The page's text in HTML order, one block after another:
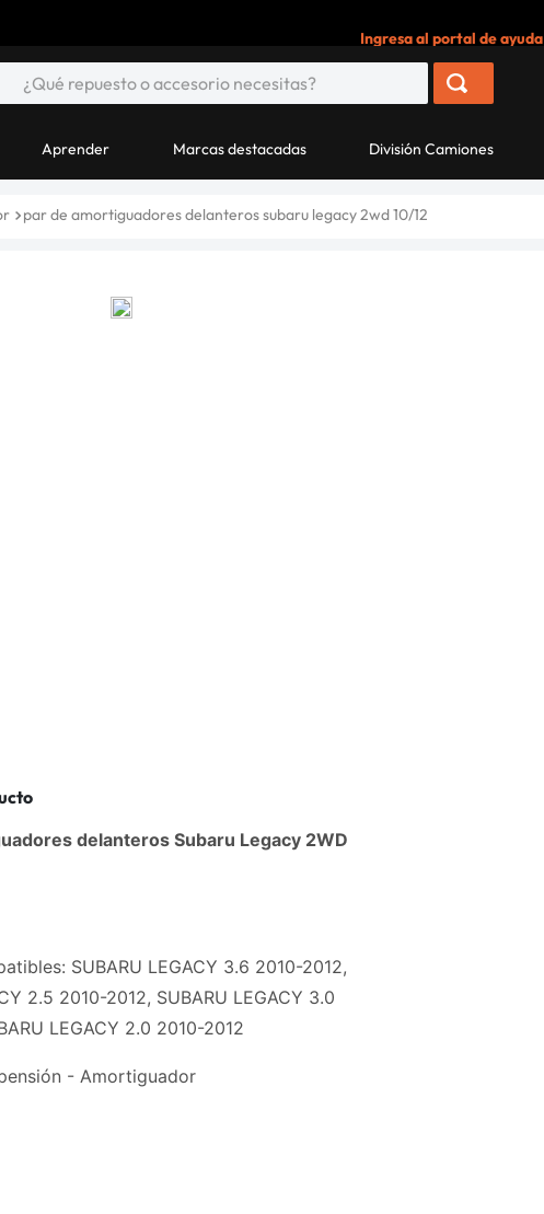
Ingresa al portal de ayuda
Aprender Marcas destacadas División Camiones
par de amortiguadores delanteros subaru legacy 2wd 10/12
delanteros Subaru Legacy 2WD
SUBARU LEGACY 3.6 2010-2012,
2.5 2010-2012, SUBARU LEGACY 3.0
LEGACY 2.0 2010-2012
- Amortiguador